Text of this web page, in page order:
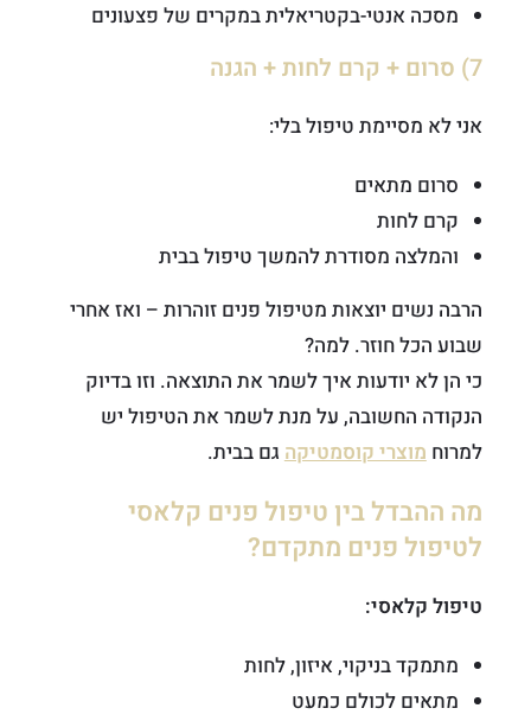
מסכה אנטי-בקטריאלית במקרים של פצעונים
7) סרום + קרם לחות + הגנה
אני לא מסיימת טיפול בלי:
סרום מתאים
קרם לחות
והמלצה מסודרת להמשך טיפול בבית
הרבה נשים יוצאות מטיפול פנים זוהרות – ואז אחרי
שבוע הכל חוזר. למה?
כי הן לא יודעות איך לשמר את התוצאה. וזו בדיוק
הנקודה החשובה, על מנת לשמר את הטיפול יש
למרוחמוצרי קוסמטיקה גם בבית.
מה ההבדל בין טיפול פנים קלאסי
לטיפול פנים מתקדם?
טיפול קלאסי:
מתמקד בניקוי, איזון, לחות
מתאים לכולם כמעט